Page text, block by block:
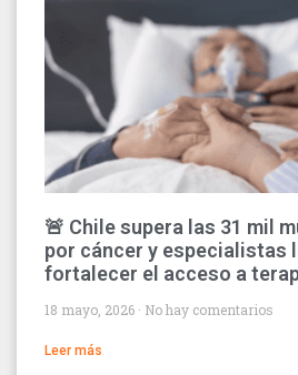
🚨 Chile supera las 31 mil
por cáncer y especialistas
fortalecer el acceso a
18 mayo, 2026 No hay comentarios
Leer más